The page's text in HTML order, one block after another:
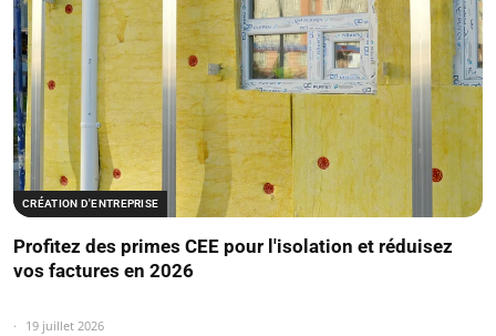
CRÉATION D'ENTREPRISE
Profitez des primes CEE pour l'isolation et réduisez
vos factures en 2026
19 juillet 2026